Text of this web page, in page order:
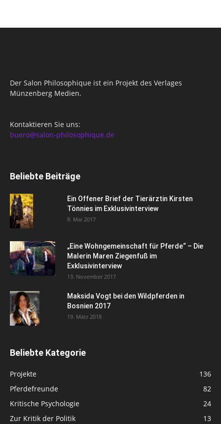
Der Salon Philosophique ist ein Projekt des Verlages
Münzenberg Medien.
Kontaktieren Sie uns:
buero@salon-philosophique.de
Beliebte Beiträge
Ein Offener Brief der Tierärztin Kirsten
Tönnies im Exklusivinterview
8. Mai 2017
„Eine Wohngemeinschaft für Pferde“ – Die
Malerin Maren Ziegenfuß im
Exklusivinterview
13. November 2017
Maksida Vogt bei den Wildpferden in
Bosnien 2017
19. März 2018
Beliebte Kategorie
Projekte
136
Pferdefreunde
82
Kritische Psychologie
24
Zur Kritik der Politik
13